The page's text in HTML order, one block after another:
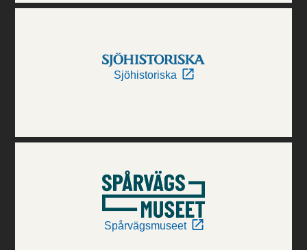
Sjöhistoriska
Spårvägsmuseet